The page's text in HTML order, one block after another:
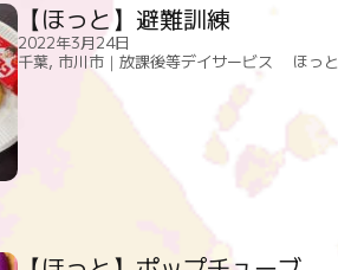
【ほっと】避難訓練
2022年3月24日
千葉, 市川市｜放課後等デイサービス ほっと